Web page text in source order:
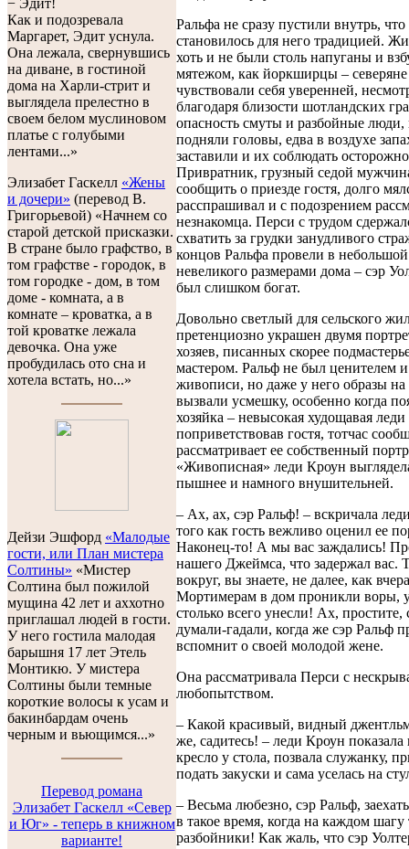
− Эдит!
Как и подозревала
Маргарет, Эдит уснула.
Она лежала, свернувшись
на диване, в гостиной
дома на Харли-стрит и
выглядела прелестно в
своем белом муслиновом
платье с голубыми
лентами...»
Элизабет Гаскелл «Жены
и дочери» (перевод В.
Григорьевой) «Начнем со
старой детской присказки.
В стране было графство, в
том графстве - городок, в
том городке - дом, в том
доме - комната, а в
комнате – кроватка, а в
той кроватке лежала
девочка. Она уже
пробудилась ото сна и
хотела встать, но...»
Дейзи Эшфорд «Малодые
гости, или План мистера
Солтины» «Мистер
Солтина был пожилой
мущина 42 лет и аххотно
приглашал людей в гости.
У него гостила малодая
барышня 17 лет Этель
Монтикю. У мистера
Солтины были темные
короткие волосы к усам и
бакинбардам очень
черным и вьющимся...»
Перевод романа
Элизабет Гаскелл «Север
и Юг» - теперь в книжном
варианте!
Ральфа не сразу пустили внутрь,
становилось для него традицией.
хоть и не были столь напуганы и
мятежом, как йоркширцы – северяне
чувствовали себя уверенней,
благодаря близости шотландских
опасность смуты и разбойные люди,
подняли головы, едва в воздухе
заставили и их соблюдать
Привратник, грузный седой
сообщить о приезде гостя, долго
расспрашивал и с подозрением
незнакомца. Перси с трудом
схватить за грудки занудливого
концов Ральфа провели в небольшой
невеликого размерами дома – сэр
был слишком богат.
Довольно светлый для сельского
претенциозно украшен двумя
хозяев, писанных скорее
мастером. Ральф не был ценителем
живописи, но даже у него образы на
вызвали усмешку, особенно когда
хозяйка – невысокая худощавая
поприветствовав гостя, тотчас
рассматривает ее собственный
«Живописная» леди Кроун
пышнее и намного внушительней.
– Ах, ах, сэр Ральф! – вскричала
того как гость вежливо оценил ее
Наконец-то! А мы вас заждались!
нашего Джеймса, что задержал вас.
вокруг, вы знаете, не далее, как
Мортимерам в дом проникли воры,
столько всего унесли! Ах,
думали-гадали, когда же сэр Ральф
вспомнит о своей молодой жене.
Она рассматривала Перси с
любопытством.
– Какой красивый, видный
же, садитесь! – леди Кроун показала
кресло у стола, позвала служанку,
подать закуски и сама уселась на
– Весьма любезно, сэр Ральф,
в такое время, когда на каждом шагу
разбойники! Как жаль, что сэр